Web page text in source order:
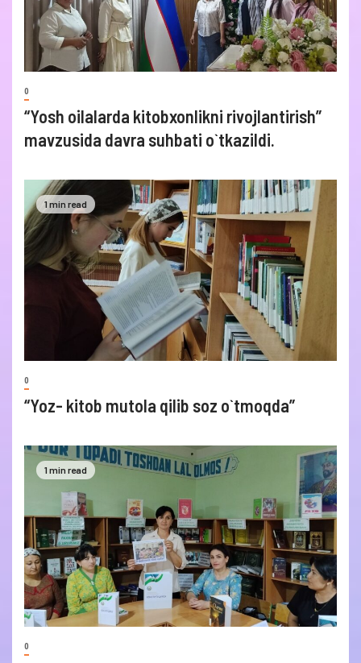
0
“Yosh oilalarda kitobxonlikni rivojlantirish”
mavzusida davra suhbati o`tkazildi.
1 min read
0
“Yoz- kitob mutola qilib soz o`tmoqda”
1 min read
0